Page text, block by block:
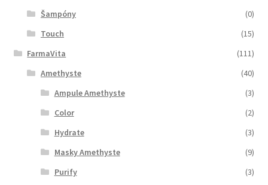
Šampóny
(0)
Touch
(15)
FarmaVita
(111)
Amethyste
(40)
Ampule Amethyste
(3)
Color
(2)
Hydrate
(3)
Masky Amethyste
(9)
Purify
(3)